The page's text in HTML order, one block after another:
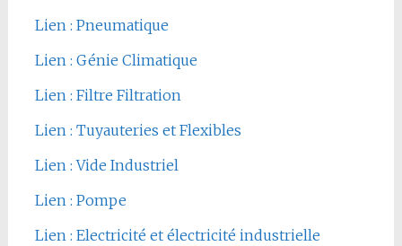
Lien : Pneumatique
Lien : Génie Climatique
Lien : Filtre Filtration
Lien : Tuyauteries et Flexibles
Lien : Vide Industriel
Lien : Pompe
Lien : Electricité et électricité industrielle